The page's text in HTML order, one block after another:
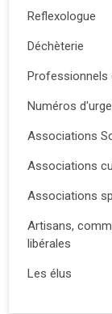
Reflexologue
Déchèterie
Professionnels
Numéros
Associations
Associations
Associations
Artisans,
libérales
Les élus